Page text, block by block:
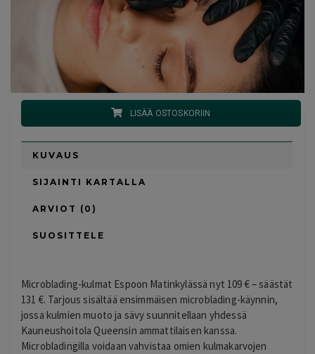
LISÄÄ OSTOSKORIIN
KUVAUS
SIJAINTI KARTALLA
ARVIOT (0)
SUOSITTELE
Microblading-kulmat Espoon Matinkylässä nyt 109 € – säästät
131 €. Tarjous sisältää ensimmäisen microblading-käynnin,
jossa kulmien muoto ja sävy suunnitellaan yhdessä
Kauneushoitola Queensin ammattilaisen kanssa.
Microbladingilla voidaan vahvistaa omien kulmakarvojen